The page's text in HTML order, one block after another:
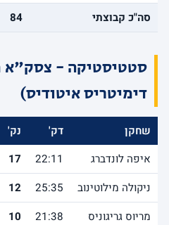
סה"כ קבוצתי
84
סטטיסטיקה - צסק"א
דימיטריס איטודיס)
שחקן דק' נק'
איפה לונדברג
22:11
17
ניקולה מילוטינוב
25:35
12
מריוס גריגוניס
21:38
10